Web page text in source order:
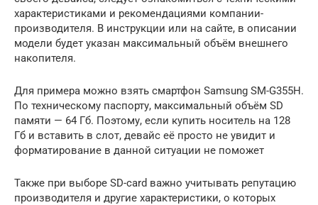
характеристиками и рекомендациями компании-
производителя. В инструкции или на сайте, в описании
модели будет указан максимальный объём внешнего
накопителя.
Для примера можно взять смартфон Samsung SM-G355H.
По техническому паспорту, максимальный объём SD
памяти — 64 Гб. Поэтому, если купить носитель на 128
Гб и вставить в слот, девайс её просто не увидит и
форматирование в данной ситуации не поможет
Также при выборе SD-card важно учитывать репутацию
производителя и другие характеристики, о которых